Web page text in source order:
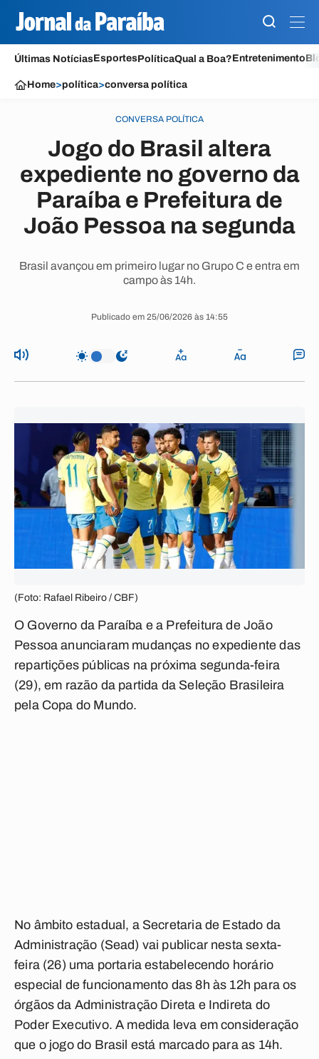
Últimas NotíciasEsportesPolíticaQual a Boa?Entretenimento
Home>política>conversa política
CONVERSA POLÍTICA
Jogo do Brasil altera
expediente no governo da
Paraíba e Prefeitura de
João Pessoa na segunda
Brasil avançou em primeiro lugar no Grupo C e entra em
campo às 14h.
Publicado em 25/06/2026 às 14:55
(Foto: Rafael Ribeiro / CBF)
O Governo da Paraíba e a Prefeitura de João
Pessoa anunciaram mudanças no expediente das
repartições públicas na próxima segunda-feira
(29), em razão da partida da Seleção Brasileira
pela Copa do Mundo.
No âmbito estadual, a Secretaria de Estado da
Administração (Sead) vai publicar nesta sexta-
feira (26) uma portaria estabelecendo horário
especial de funcionamento das 8h às 12h para os
órgãos da Administração Direta e Indireta do
Poder Executivo. A medida leva em consideração
que o jogo do Brasil está marcado para as 14h.